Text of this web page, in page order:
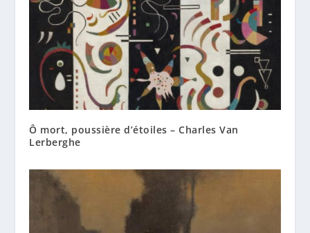
Ô mort, poussière d’étoiles – Charles Van
Lerberghe